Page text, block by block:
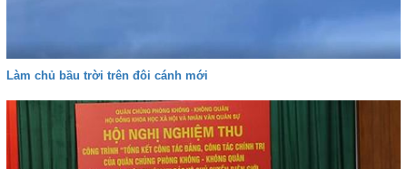
Làm chủ bầu trời trên đôi cánh mới